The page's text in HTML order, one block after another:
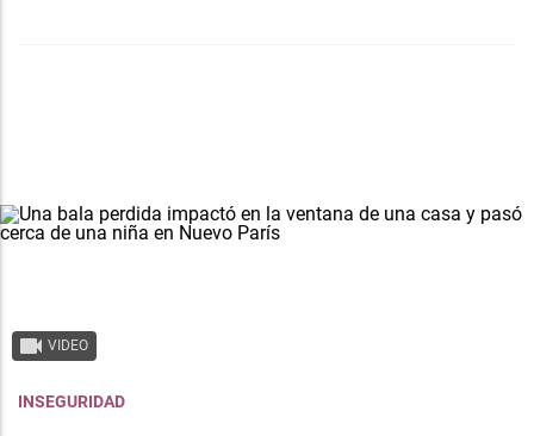
VIDEO
INSEGURIDAD